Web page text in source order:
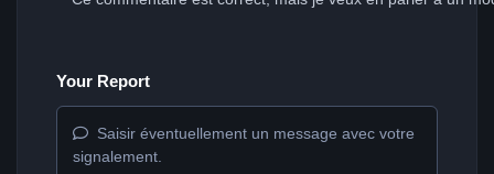
Your Report
Saisir éventuellement un message avec votre
signalement.